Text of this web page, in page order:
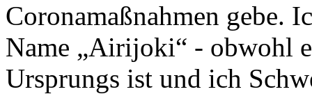
Coronamaßnahmen gebe.
Name „Airijoki“ - obwohl
Ursprungs ist und ich